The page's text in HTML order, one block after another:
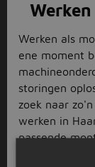
Werken als
ene moment
storingen
zoek naar
werken in
passende
wensen.